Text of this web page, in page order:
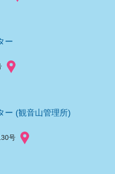
ー
ー (観音山管理所)
号